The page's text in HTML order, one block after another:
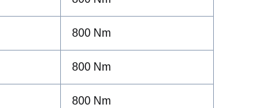
800 Nm
800 Nm
800 Nm